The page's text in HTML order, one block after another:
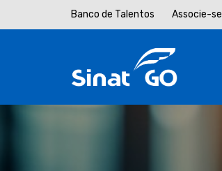
Banco de Talentos Associe-se